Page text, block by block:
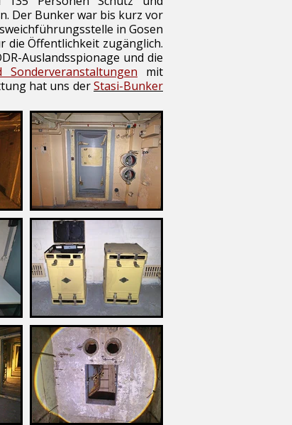
Der Bunker war bis kurz vor
in Gosen
Öffentlichkeit zugänglich.
Auslandsspionage und die
mit
hat uns derStasi-Bunker